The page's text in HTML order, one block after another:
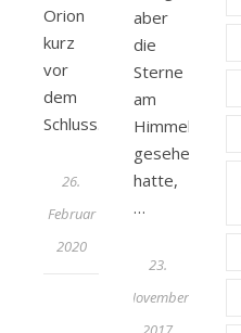
Orion
kurz
vor
dem
Schluss…
26.
Februar
2020
aber
die
Sterne
am
Himmel
gesehen
hatte,
…
23.
November